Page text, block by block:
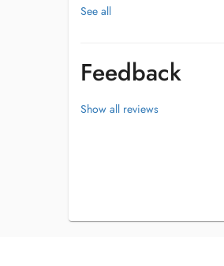
Leistungsschwerpunkte:
Betreuung von chronischen
Impfungen und
See all
Feedback
Show all reviews